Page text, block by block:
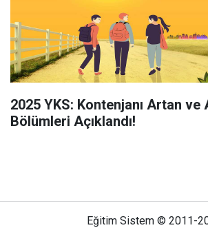
2025 YKS: Kontenjanı Artan ve
Bölümleri Açıklandı!
Eğitim Sistem © 2011-